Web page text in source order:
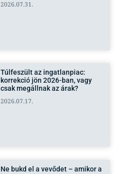
2026.07.31.
Túlfeszült az ingatlanpiac:
korrekció jön 2026-ban, vagy
csak megállnak az árak?
2026.07.17.
Ne bukd el a vevődet – amikor a